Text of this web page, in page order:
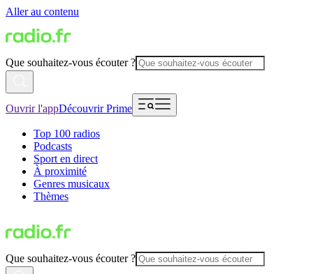
Aller au contenu
Que souhaitez-vous écouter ?
Ouvrir l'appDécouvrir Prime
Top 100 radios
Podcasts
Sport en direct
À proximité
Genres musicaux
Thèmes
Que souhaitez-vous écouter ?